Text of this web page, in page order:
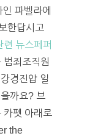
파벨라에
한답시고
련 뉴스페퍼
범죄조직원
경진압 일
까요? 브
카펫 아래로
the